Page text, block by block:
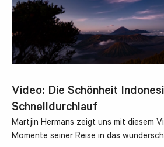
Video: Die Schönheit
Schnelldurchlauf
Martjin Hermans zeigt uns mit diesem
Momente seiner Reise in das